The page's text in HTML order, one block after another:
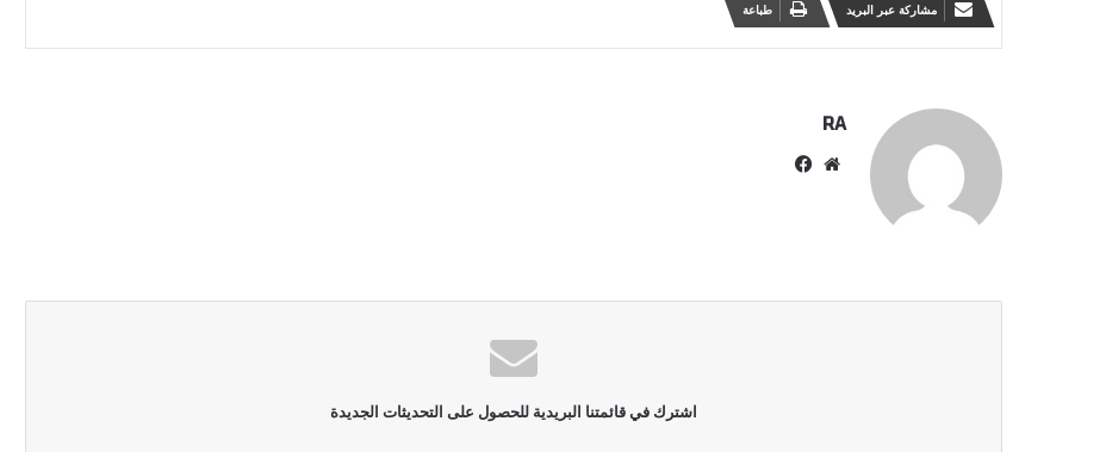
مشاركة عبر البريد طباعة
RA
موقع
اشترك في قائمتنا البريدية للحصول على التحديثات الجديدة